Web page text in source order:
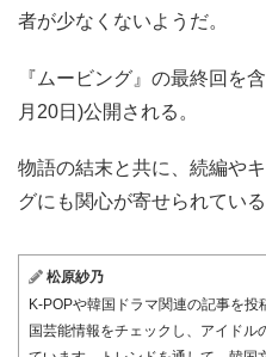
者が少なくないようだ。
『ムービング』の最終回を
月20日)公開される。
物語の結末と共に、続編や
グにも関心が寄せられている
松原紗乃
K-POPや韓国ドラマ関連の記事を
国芸能情報をチェックし、アイドル